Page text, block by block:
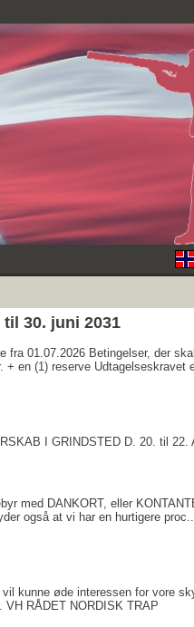
til 30. juni 2031
fra 01.07.2026 Betingelser, der
en (1) reserve Udtagelseskravet
I GRINDSTED D. 20. til 22.
med DANKORT, eller
også at vi har en hurtigere
kunne øde interessen for vore
RÅDET NORDISK TRAP